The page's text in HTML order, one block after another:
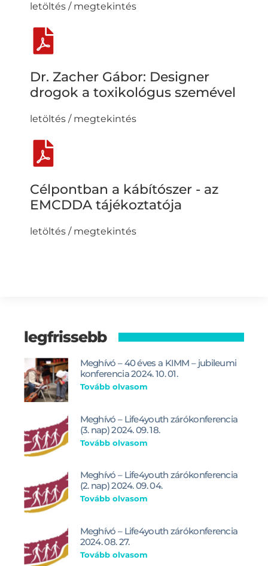
letöltés / megtekintés
Dr. Zacher Gábor: Designer
drogok a toxikológus szemével
letöltés / megtekintés
Célpontban a kábítószer - az
EMCDDA tájékoztatója
letöltés / megtekintés
legfrissebb
Meghívó – 40 éves a KIMM – jubileumi
konferencia 2024. 10. 01.
Tovább olvasom
Meghívó – Life4youth zárókonferencia
(3. nap) 2024. 09. 18.
Tovább olvasom
Meghívó – Life4youth zárókonferencia
(2. nap) 2024. 09. 04.
Tovább olvasom
Meghívó – Life4youth zárókonferencia
2024. 08. 27.
Tovább olvasom